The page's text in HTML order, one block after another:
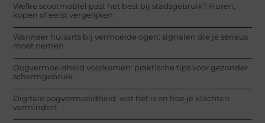
Welke scootmobiel past het best bij stadsgebruik? Huren,
kopen of eerst vergelijken
Wanneer huisarts bij vermoeide ogen: signalen die je serieus
moet nemen
Oogvermoeidheid voorkomen: praktische tips voor gezonder
schermgebruik
Digitale oogvermoeidheid: wat het is en hoe je klachten
vermindert